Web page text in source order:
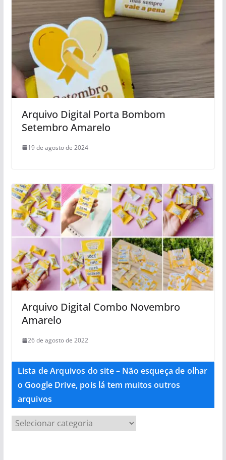
Arquivo Digital Porta Bombom
Setembro Amarelo
19 de agosto de 2024
Arquivo Digital Combo Novembro
Amarelo
26 de agosto de 2022
Lista de Arquivos do site – Não esqueça de olhar
o Google Drive, pois lá tem muitos outros
arquivos